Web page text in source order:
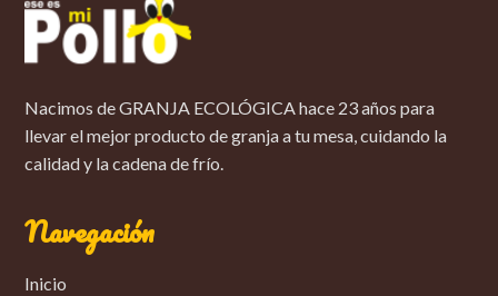
Nacimos de GRANJA ECOLÓGICA hace 23 años para
llevar el mejor producto de granja a tu mesa, cuidando la
calidad y la cadena de frío.
Navegación
Inicio